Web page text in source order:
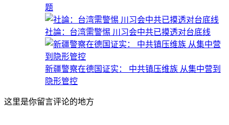
题
社論：台湾需警惕 川习会中共已摸透对台底线
新疆警察在德国证实： 中共镇压维族 从集中营到
隐形管控
这里是你留言评论的地方